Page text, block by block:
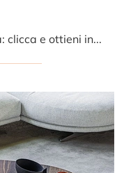
Tavolino Amalfi di Cattelan Italia: clicca e ottieni informazioni sui Complementi e tavolini moderni in ceramica del rinomato brand!